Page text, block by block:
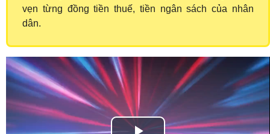
vẹn từng đồng tiền thuế, tiền ngân sách của nhân
dân.